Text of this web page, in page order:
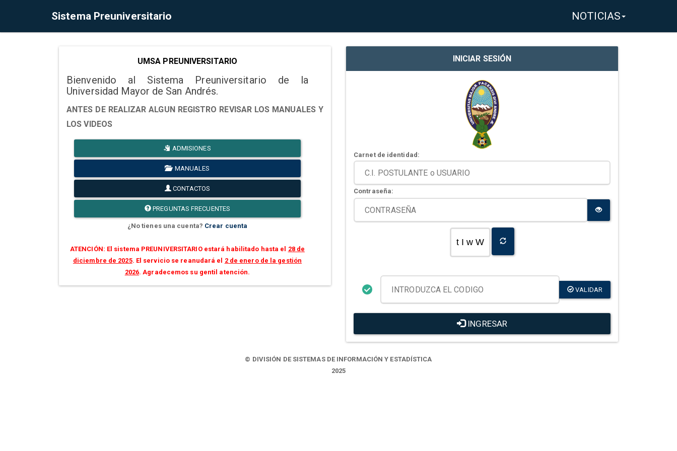
Sistema Preuniversitario NOTICIAS
UMSA PREUNIVERSITARIO
Bienvenido al Sistema Preuniversitario de la
Universidad Mayor de San Andrés.
ANTES DE REALIZAR ALGUN REGISTRO REVISAR LOS MANUALES Y
LOS VIDEOS
ADMISIONES
MANUALES
CONTACTOS
PREGUNTAS FRECUENTES
¿No tienes una cuenta? Crear cuenta
ATENCIÓN: El sistema PREUNIVERSITARIO estará habilitado hasta el 28 de
diciembre de 2025. El servicio se reanudará el 2 de enero de la gestión
2026. Agradecemos su gentil atención.
INICIAR SESIÓN
Carnet de identidad:
Contraseña:
t I w W
VALIDAR
INGRESAR
© DIVISIÓN DE SISTEMAS DE INFORMACIÓN Y ESTADÍSTICA
2025